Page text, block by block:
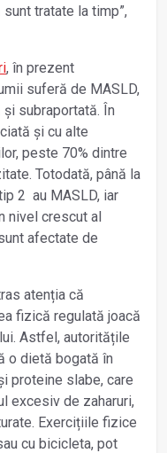
tratate la timp”,
, în prezent
suferă de MASLD,
subraportată. În
și cu alte
peste 70% dintre
Totodată, până la
2 au MASLD, iar
nivel crescut al
afectate de
atenția că
fizică regulată joacă
Astfel, autoritățile
o dietă bogată în
proteine slabe, care
excesiv de zaharuri,
Exercițiile fizice
cu bicicleta, pot